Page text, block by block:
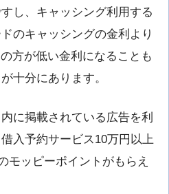
し、キャッシング利用する
のキャッシングの金利より
方が低い金利になることも
十分にあります。
に掲載されている広告を利
入予約サービス10万円以上
モッピーポイントがもらえ